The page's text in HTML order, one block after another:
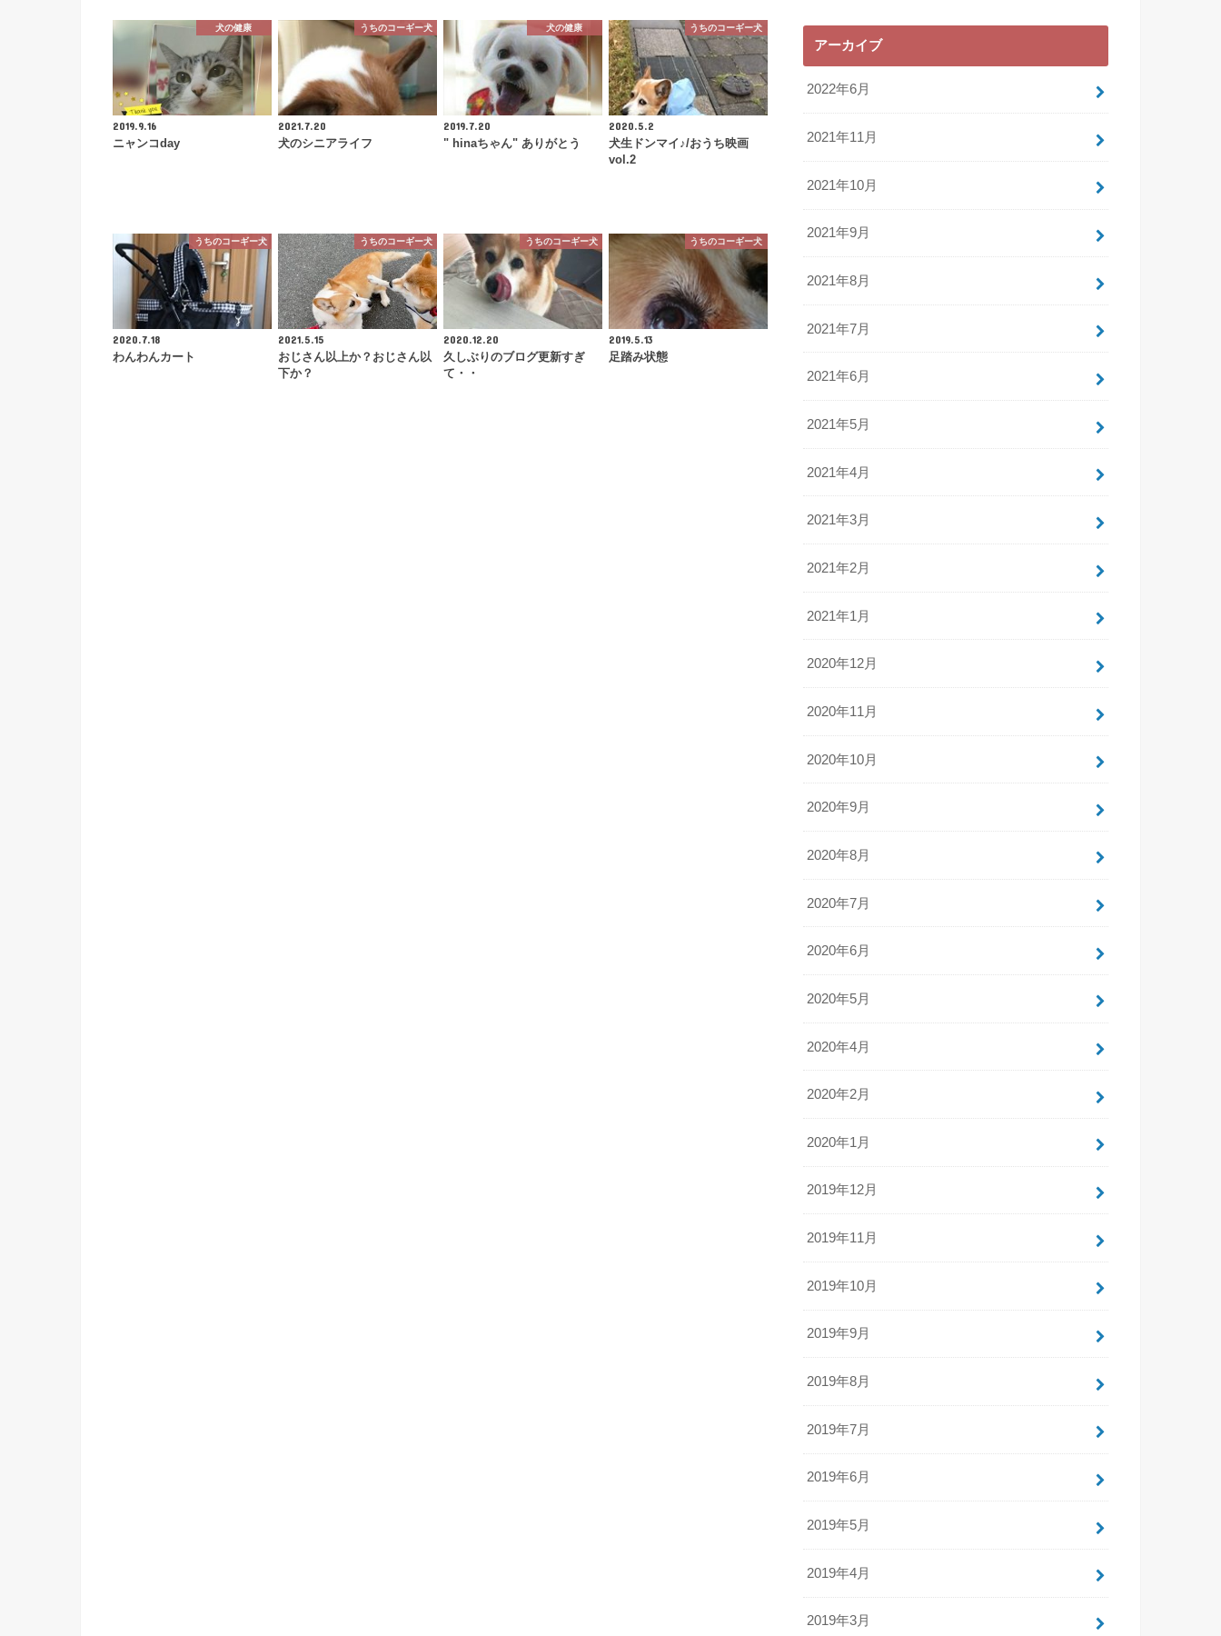
犬の健康
2019.9.16
ニャンコday
うちのコーギー犬
2021.7.20
犬のシニアライフ
犬の健康
2019.7.20
" hinaちゃん" ありがとう
うちのコーギー犬
2020.5.2
犬生ドンマイ♪/おうち映画
vol.2
うちのコーギー犬
2020.7.18
わんわんカート
うちのコーギー犬
2021.5.15
おじさん以上か？おじさん以
下か？
うちのコーギー犬
2020.12.20
久しぶりのブログ更新すぎ
て・・
うちのコーギー犬
2019.5.13
足踏み状態
アーカイブ
2022年6月
2021年11月
2021年10月
2021年9月
2021年8月
2021年7月
2021年6月
2021年5月
2021年4月
2021年3月
2021年2月
2021年1月
2020年12月
2020年11月
2020年10月
2020年9月
2020年8月
2020年7月
2020年6月
2020年5月
2020年4月
2020年2月
2020年1月
2019年12月
2019年11月
2019年10月
2019年9月
2019年8月
2019年7月
2019年6月
2019年5月
2019年4月
2019年3月